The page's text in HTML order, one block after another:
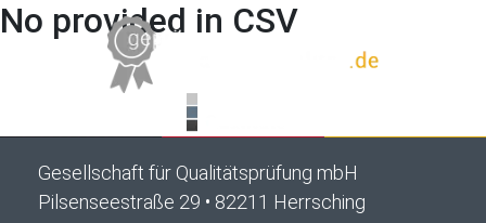
No provided in CSV
Gesellschaft für Qualitätsprüfung mbH
Pilsenseestraße 29 • 82211 Herrsching